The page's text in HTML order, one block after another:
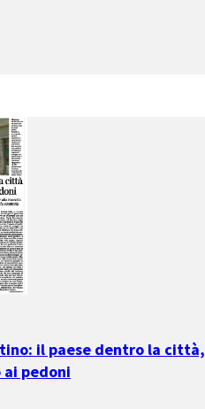
il paese dentro la città,
pedoni